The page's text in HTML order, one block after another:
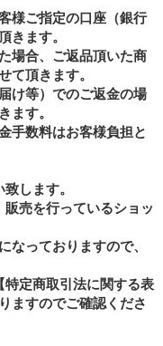
様ご指定の口座（銀行
きます。
場合、ご返品頂いた商
て頂きます。
け等）でのご返金の場
ます。
手数料はお客様負担と
します。
売を行っているショッ
なっておりますので、
定商取引法に関する表
ますのでご確認くださ